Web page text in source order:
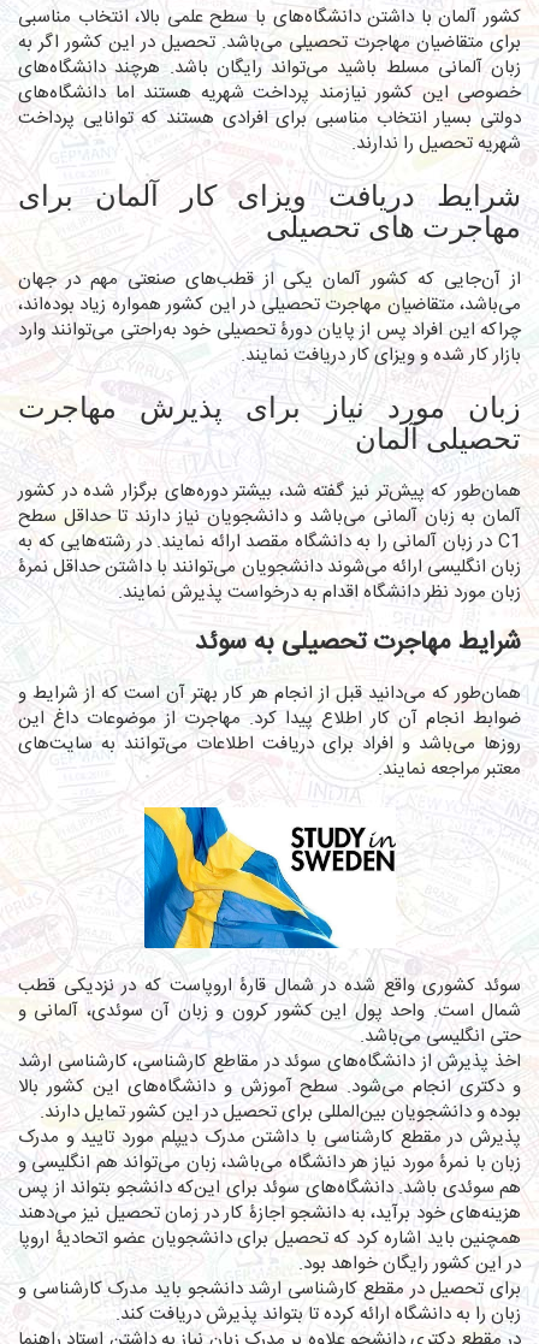
کشور آلمان با داشتن دانشگاه‌های با سطح علمی بالا، انتخاب مناسبی
برای متقاضیان مهاجرت تحصیلی می‌باشد. تحصیل در این کشور اگر به
زبان آلمانی مسلط باشید می‌تواند رایگان باشد. هرچند دانشگاه‌های
خصوصی این کشور نیازمند پرداخت شهریه هستند اما دانشگاه‌های
دولتی بسیار انتخاب مناسبی برای افرادی هستند که توانایی پرداخت
شهریه تحصیل را ندارند.
شرایط دریافت ویزای کار آلمان برای
مهاجرت های تحصیلی
از آن‌جایی که کشور آلمان یکی از قطب‌های صنعتی مهم در جهان
می‌باشد، متقاضیان مهاجرت تحصیلی در این کشور همواره زیاد بوده‌اند،
چراکه این افراد پس از پایان دورۀ تحصیلی خود به‌راحتی می‌توانند وارد
بازار کار شده و ویزای کار دریافت نمایند.
زبان مورد نیاز برای پذیرش مهاجرت
تحصیلی آلمان
همان‌طور که پیش‌تر نیز گفته شد، بیشتر دوره‌های برگزار شده در کشور
آلمان به زبان آلمانی می‌باشد و دانشجویان نیاز دارند تا حداقل سطح
C1 در زبان آلمانی را به دانشگاه مقصد ارائه نمایند. در رشته‌هایی که به
زبان انگلیسی ارائه می‌شوند دانشجویان می‌توانند با داشتن حداقل نمرۀ
زبان مورد نظر دانشگاه اقدام به درخواست پذیرش نمایند.
شرایط مهاجرت تحصیلی به سوئد
همان‌طور که می‌دانید قبل از انجام هر کار بهتر آن است که از شرایط و
ضوابط انجام آن کار اطلاع پیدا کرد. مهاجرت از موضوعات داغ این
روزها می‌باشد و افراد برای دریافت اطلاعات می‌توانند به سایت‌های
معتبر مراجعه نمایند.
سوئد کشوری واقع شده در شمال قارۀ اروپاست که در نزدیکی قطب
شمال است. واحد پول این کشور کرون و زبان آن سوئدی، آلمانی و
حتی انگلیسی می‌باشد.
اخذ پذیرش از دانشگاه‌های سوئد در مقاطع کارشناسی، کارشناسی ارشد
و دکتری انجام می‌شود. سطح آموزش و دانشگاه‌های این کشور بالا
بوده و دانشجویان بین‌المللی برای تحصیل در این کشور تمایل دارند.
پذیرش در مقطع کارشناسی با داشتن مدرک دیپلم مورد تایید و مدرک
زبان با نمرۀ مورد نیاز هر دانشگاه می‌باشد، زبان می‌تواند هم انگلیسی و
هم سوئدی باشد. دانشگاه‌های سوئد برای این‌که دانشجو بتواند از پس
هزینه‌های خود برآید، به دانشجو اجازۀ کار در زمان تحصیل نیز می‌دهند
همچنین باید اشاره کرد که تحصیل برای دانشجویان عضو اتحادیۀ اروپا
در این کشور رایگان خواهد بود.
برای تحصیل در مقطع کارشناسی ارشد دانشجو باید مدرک کارشناسی و
زبان را به دانشگاه ارائه کرده تا بتواند پذیرش دریافت کند.